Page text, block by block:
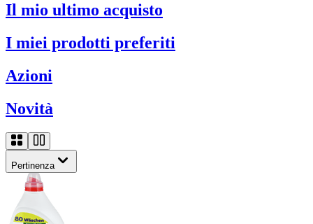
Il mio ultimo acquisto
I miei prodotti preferiti
Azioni
Novità
Pertinenza